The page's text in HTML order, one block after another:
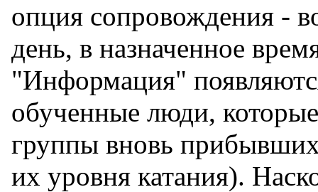
опция сопровождения -
день, в назначенное
"Информация"
обученные люди, которые
группы вновь
их уровня катания).